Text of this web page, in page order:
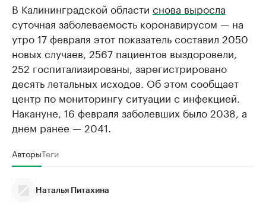
В Калининградской области снова выросла
суточная заболеваемость коронавирусом — на
утро 17 февраля этот показатель составил 2050
новых случаев, 2567 пациентов выздоровели,
252 госпитализированы, зарегистрировано
десять летальных исходов. Об этом сообщает
центр по мониторингу ситуации с инфекцией.
Накануне, 16 февраля заболевших было 2038, а
днем ранее — 2041.
АвторыТеги
Наталья Питахина